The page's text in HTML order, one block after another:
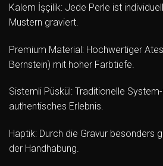
Kalem İşçilik: Jede Perle ist
Mustern graviert.
Premium Material: Hochwertiger
Bernstein) mit hoher Farbtiefe.
Sistemli Püskül: Traditionelle
authentisches Erlebnis.
Haptik: Durch die Gravur besonders
der Handhabung.